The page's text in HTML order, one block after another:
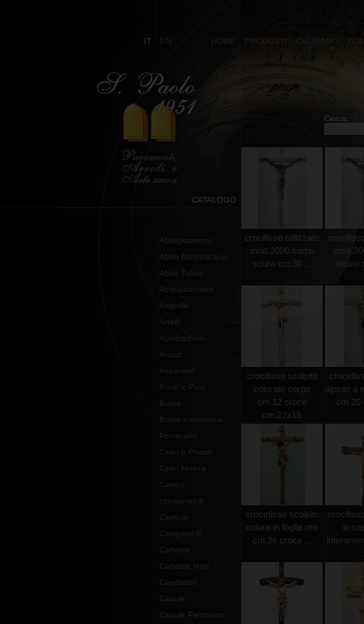
IT EN HOME PRODOTTI CHI SIAMO
Cerca:
CATALOGO
Abbigliamento
Abito francescano
Abito Talare
Acquasantiere
Ampolle
Anelli
Applicazioni
Arazzi
Aspersori
Bordi e Pizzi
Borse
Borse elemosina-
Portacalici
Calici e Pissidi
Calici Molina
Campanelli
Candele
Candele finte
Candelieri
Casule
Casule Pietrobon
crocifisso stilizzato
mod.2000 corpo
scuro cm.30 ...
scuro
crocifisso scolpito
colorato corpo
cm.12 croce
cm.27x15
dipinto a
cm.20
crocefisso scolpito
colore in foglia oro
cm.36 croce ...
in